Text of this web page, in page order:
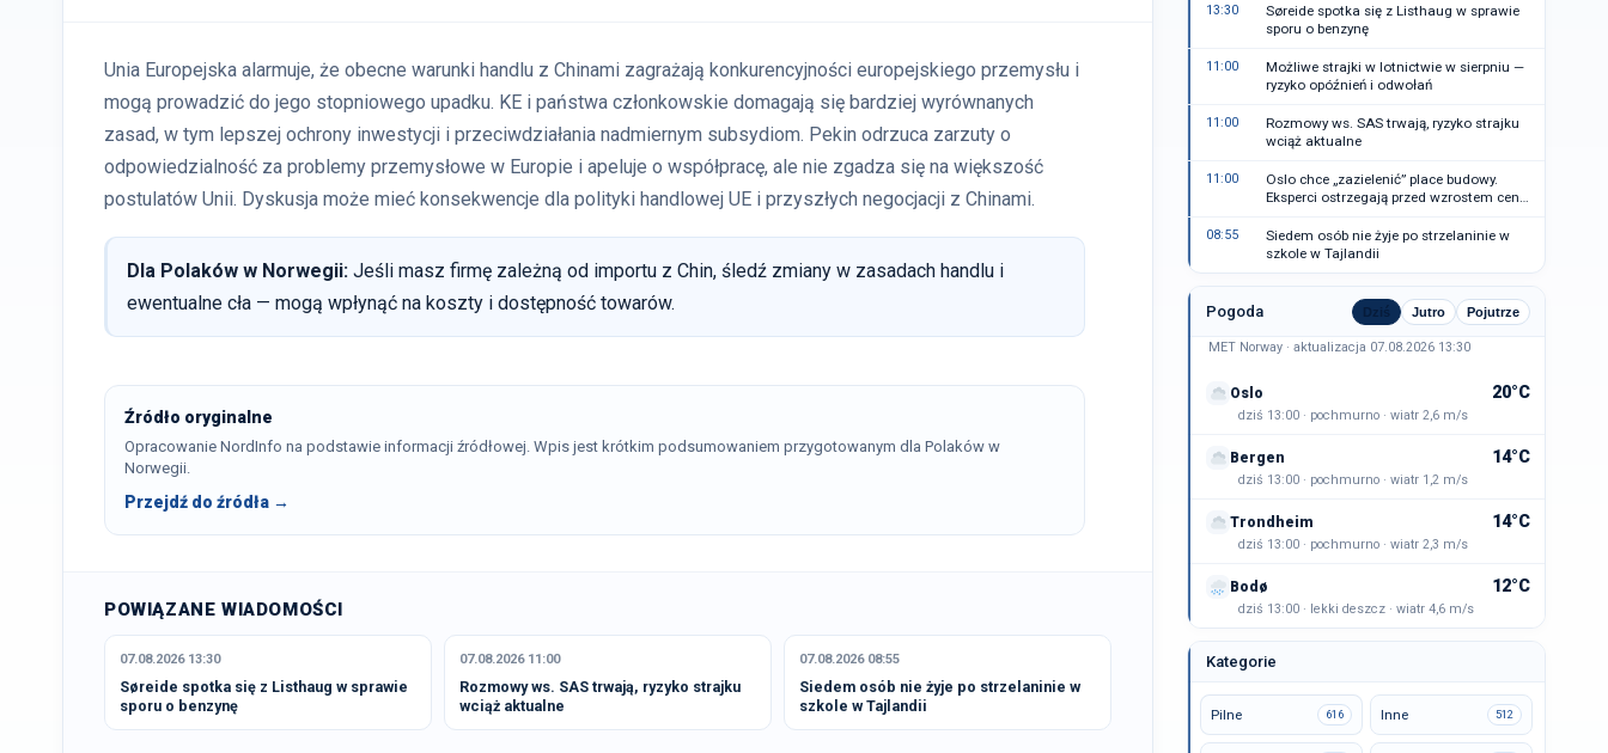
Unia Europejska alarmuje, że obecne warunki handlu z Chinami zagrażają konkurencyjności europejskiego przemysłu i
mogą prowadzić do jego stopniowego upadku. KE i państwa członkowskie domagają się bardziej wyrównanych
zasad, w tym lepszej ochrony inwestycji i przeciwdziałania nadmiernym subsydiom. Pekin odrzuca zarzuty o
odpowiedzialność za problemy przemysłowe w Europie i apeluje o współpracę, ale nie zgadza się na większość
postulatów Unii. Dyskusja może mieć konsekwencje dla polityki handlowej UE i przyszłych negocjacji z Chinami.
Dla Polaków w Norwegii: Jeśli masz firmę zależną od importu z Chin, śledź zmiany w zasadach handlu i
ewentualne cła — mogą wpłynąć na koszty i dostępność towarów.
Źródło oryginalne
Opracowanie NordInfo na podstawie informacji źródłowej. Wpis jest krótkim podsumowaniem przygotowanym dla Polaków w
Norwegii.
Przejdź do źródła →
POWIĄZANE WIADOMOŚCI
07.08.2026 13:30
Søreide spotka się z Listhaug w sprawie
sporu o benzynę
07.08.2026 11:00
Rozmowy ws. SAS trwają, ryzyko strajku
wciąż aktualne
07.08.2026 08:55
Siedem osób nie żyje po strzelaninie w
szkole w Tajlandii
13:30
Søreide spotka się z Listhaug w sprawie
sporu o benzynę
11:00
Możliwe strajki w lotnictwie w sierpniu —
ryzyko opóźnień i odwołań
11:00
Rozmowy ws. SAS trwają, ryzyko strajku
wciąż aktualne
11:00
Oslo chce „zazielenić” place budowy.
Eksperci ostrzegają przed wzrostem cen
08:55
Siedem osób nie żyje po strzelaninie w
szkole w Tajlandii
Pogoda Dziś Jutro Pojutrze
MET Norway · aktualizacja 07.08.2026 13:30
Oslo 20°C
dziś 13:00 · pochmurno · wiatr 2,6 m/s
Bergen 14°C
dziś 13:00 · pochmurno · wiatr 1,2 m/s
Trondheim 14°C
dziś 13:00 · pochmurno · wiatr 2,3 m/s
Bodø 12°C
dziś 13:00 · lekki deszcz · wiatr 4,6 m/s
Kategorie
Pilne 616 Inne 512